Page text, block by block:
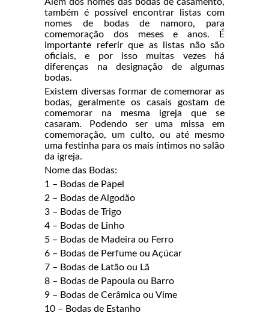
também é possível encontrar listas com
nomes de bodas de namoro, para
comemoração dos meses e anos. É
importante referir que as listas não são
oficiais, e por isso muitas vezes há
diferenças na designação de algumas
bodas.
Existem diversas formar de comemorar as
bodas, geralmente os casais gostam de
comemorar na mesma igreja que se
casaram. Podendo ser uma missa em
comemoração, um culto, ou até mesmo
uma festinha para os mais íntimos no salão
da igreja.
Nome das Bodas:
1 – Bodas de Papel
2 – Bodas de Algodão
3 – Bodas de Trigo
4 – Bodas de Linho
5 – Bodas de Madeira ou Ferro
6 – Bodas de Perfume ou Açúcar
7 – Bodas de Latão ou Lã
8 – Bodas de Papoula ou Barro
9 – Bodas de Cerâmica ou Vime
10 – Bodas de Estanho